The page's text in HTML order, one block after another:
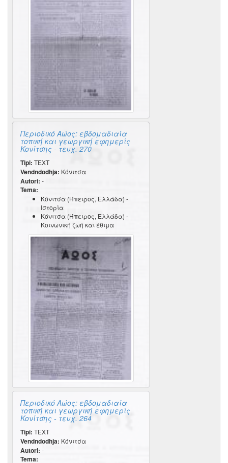
Περιοδικό Αώος: εβδομαδιαία
τοπική και γεωργική εφημερίς
Κονίτσης - τευχ. 270
Tipi: TEXT
Vendndodhja: Κόνιτσα
Autori: -
Tema:
Κόνιτσα (Ήπειρος, Ελλάδα) -
Ιστορία
Κόνιτσα (Ήπειρος, Ελλάδα) -
Κοινωνική ζωή και έθιμα
Περιοδικό Αώος: εβδομαδιαία
τοπική και γεωργική εφημερίς
Κονίτσης - τευχ. 264
Tipi: TEXT
Vendndodhja: Κόνιτσα
Autori: -
Tema: